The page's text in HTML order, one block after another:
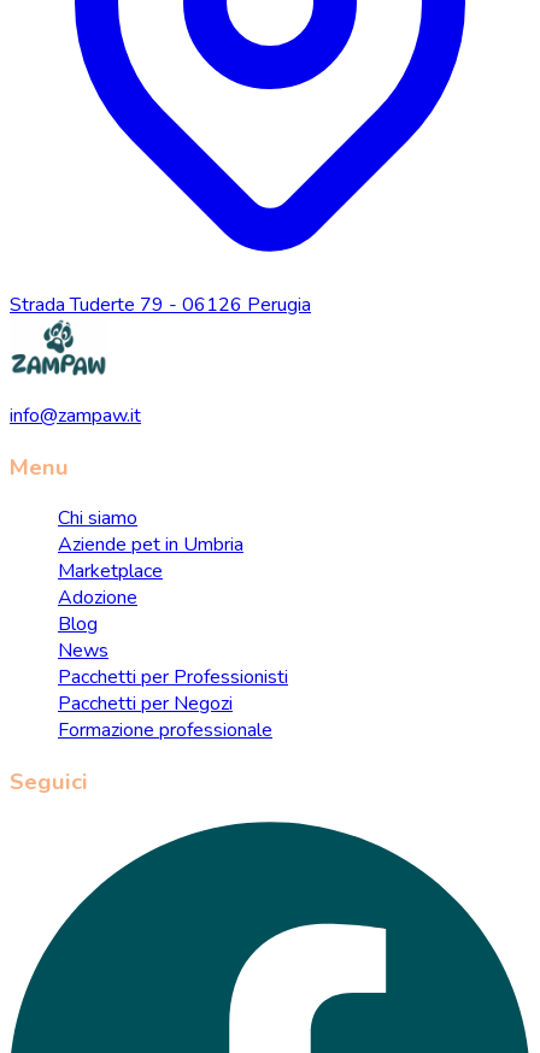
Strada Tuderte 79 - 06126 Perugia
info@zampaw.it
Menu
Chi siamo
Aziende pet in Umbria
Marketplace
Adozione
Blog
News
Pacchetti per Professionisti
Pacchetti per Negozi
Formazione professionale
Seguici